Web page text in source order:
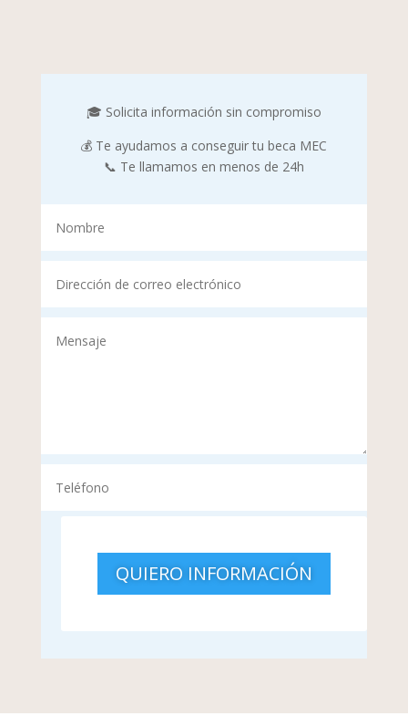
🎓 Solicita información sin compromiso
💰 Te ayudamos a conseguir tu beca MEC
📞 Te llamamos en menos de 24h
QUIERO INFORMACIÓN